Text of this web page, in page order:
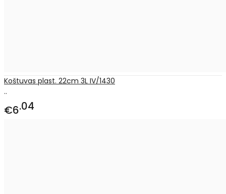
Koštuvas plast. 22cm 3L IV/1430
..
€6 04